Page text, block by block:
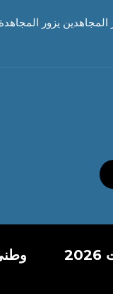
المجاهدين يزور